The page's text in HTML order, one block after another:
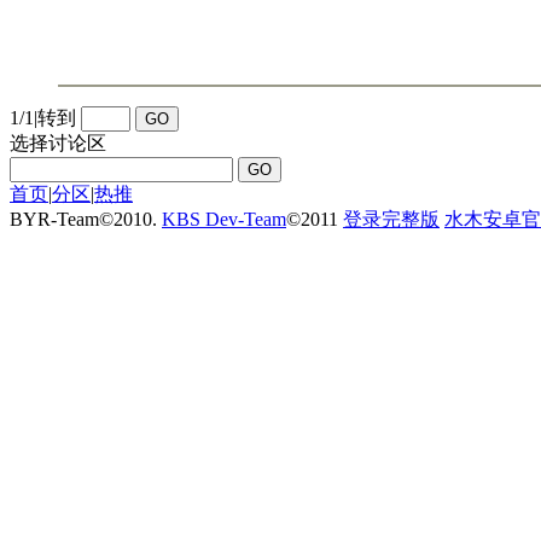
1/1 |转到
选择讨论区
首页|分区|热推
BYR-Team©2010. KBS Dev-Team©2011 登录完整版 水木安卓